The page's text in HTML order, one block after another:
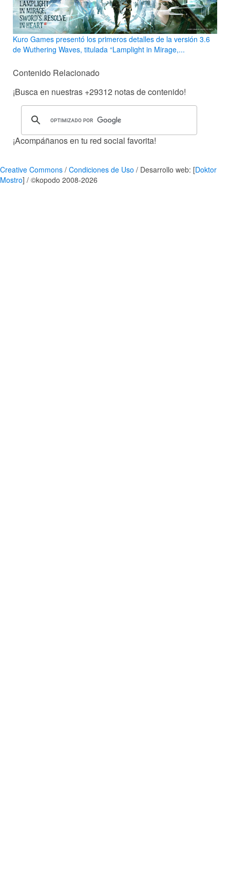
Kuro Games presentó los primeros detalles de la versión 3.6
de Wuthering Waves, titulada “Lamplight in Mirage,...
Contenido Relacionado
¡Busca en nuestras +29312 notas de contenido!
¡Acompáñanos en tu red social favorita!
Creative Commons / Condiciones de Uso / Desarrollo web: [Doktor
Mostro] / ©kopodo 2008-2026